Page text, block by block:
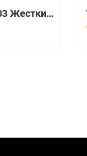
118032458-A03 Жесткий диск EMC